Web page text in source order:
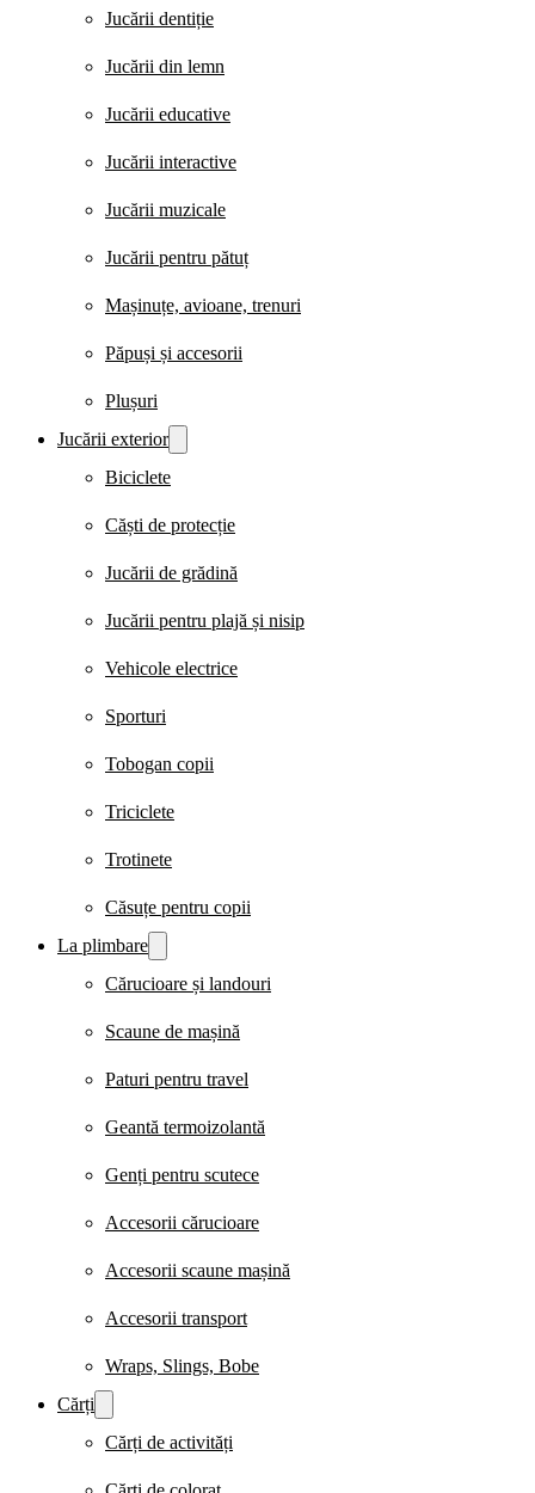
Jucării dentiție
Jucării din lemn
Jucării educative
Jucării interactive
Jucării muzicale
Jucării pentru pătuț
Mașinuțe, avioane, trenuri
Păpuși și accesorii
Plușuri
Jucării exterior
Biciclete
Căști de protecție
Jucării de grădină
Jucării pentru plajă și nisip
Vehicole electrice
Sporturi
Tobogan copii
Triciclete
Trotinete
Căsuțe pentru copii
La plimbare
Cărucioare și landouri
Scaune de mașină
Paturi pentru travel
Geantă termoizolantă
Genți pentru scutece
Accesorii cărucioare
Accesorii scaune mașină
Accesorii transport
Wraps, Slings, Bobe
Cărți
Cărți de activități